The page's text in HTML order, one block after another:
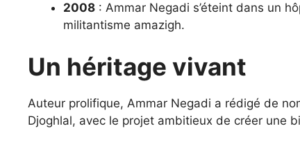
2008 : Ammar Negadi s’éteint dans un
militantisme amazigh.
Un héritage vivant
Auteur prolifique, Ammar Negadi a rédigé de
Djoghlal, avec le projet ambitieux de créer une